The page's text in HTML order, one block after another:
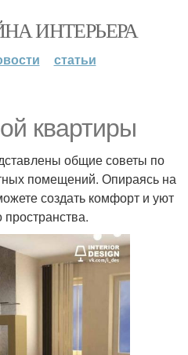
ИНТЕРЬЕРА
статьи
квартиры
общие советы по
помещений. Опираясь на
создать комфорт и уют